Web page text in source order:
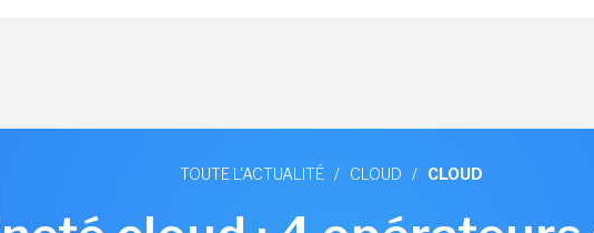
TOUTE L'ACTUALITÉ / CLOUD / CLOUD